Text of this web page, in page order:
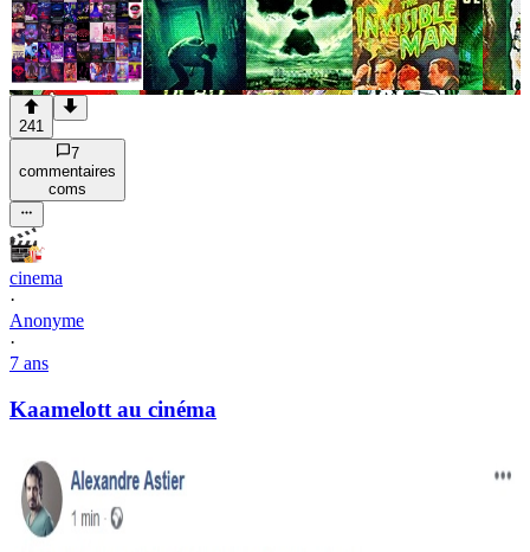
241
7
commentaires
coms
cinema
·
Anonyme
·
7 ans
Kaamelott au cinéma